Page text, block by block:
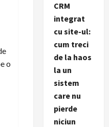
o
CRM
integrat
cu site-ul:
cum treci
de la haos
la un
sistem
care nu
pierde
niciun